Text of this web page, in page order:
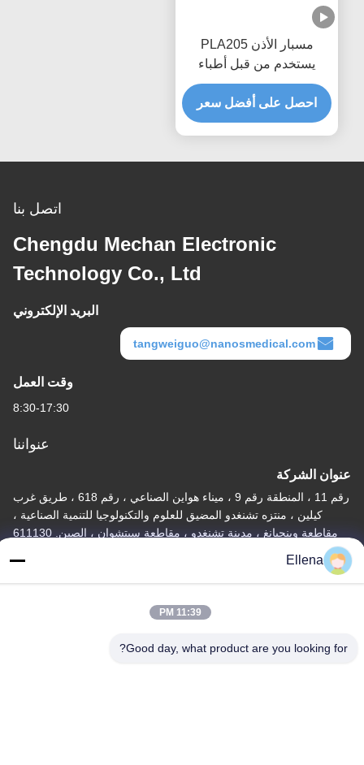
مسبار الأذن PLA205
يستخدم من قبل أطباء
أورينتو
احصل على أفضل سعر
اتصل بنا
Chengdu Mechan Electronic
Technology Co., Ltd
البريد الإلكتروني
tangweiguo@nanosmedical.com
وقت العمل
8:30-17:30
عنواننا
عنوان الشركة
رقم 11 ، المنطقة رقم 9 ، ميناء هواين الصناعي ، رقم 618 ، طريق غرب
كيلين ، منتزه تشنغدو المضيق للعلوم والتكنولوجيا للتنمية الصناعية ،
مقاطعة وينجيانغ ، مدينة تشنغدو ، مقاطعة سيتشوان ، الصين. 611130
عنوان المصنع
رقم 11 ، المنطقة رقم 9 ، ميناء هواين الصناعي ، رقم 618 ، طريق غرب
كيلين ، منتزه تشنغدو المضيق للعلوم والتكنولوجيا للتنمية الصناعية ،
مقاطعة وينجيانغ ، مدينة تشنغدو ، مقاطعة سيتشوان ، الصين. 611130
هاتف
Ellena
11:39 PM
Good day, what product are you looking for?